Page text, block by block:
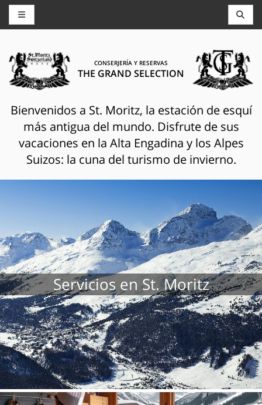
CONSERJERÍA Y RESERVAS
THE GRAND SELECTION
Bienvenidos a St. Moritz, la estación de esquí
más antigua del mundo. Disfrute de sus
vacaciones en la Alta Engadina y los Alpes
Suizos: la cuna del turismo de invierno.
Servicios en St. Moritz